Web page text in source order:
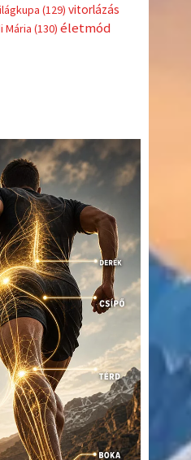
(129) vitorlázás
Mária (130) életmód